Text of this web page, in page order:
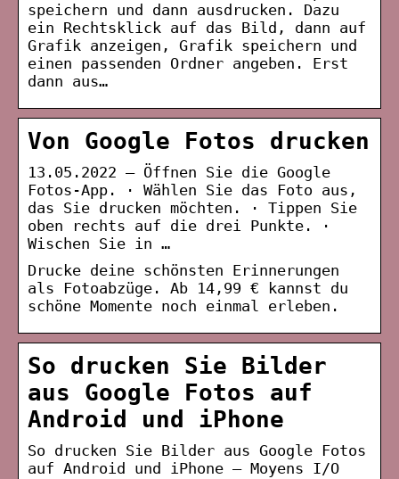
speichern und dann ausdrucken. Dazu
ein Rechtsklick auf das Bild, dann auf
Grafik anzeigen, Grafik speichern und
einen passenden Ordner angeben. Erst
dann aus…
Von Google Fotos drucken
13.05.2022 — Öffnen Sie die Google
Fotos-App. · Wählen Sie das Foto aus,
das Sie drucken möchten. · Tippen Sie
oben rechts auf die drei Punkte. ·
Wischen Sie in …
Drucke deine schönsten Erinnerungen
als Fotoabzüge. Ab 14,99 € kannst du
schöne Momente noch einmal erleben.
So drucken Sie Bilder
aus Google Fotos auf
Android und iPhone
So drucken Sie Bilder aus Google Fotos
auf Android und iPhone – Moyens I/O